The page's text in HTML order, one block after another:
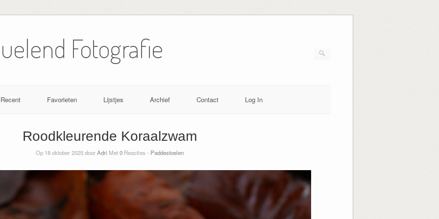
Fotografie
Recent Favorieten Lijstjes Archief Contact Log In
Roodkleurende Koraalzwam
Op 18 oktober 2025 doorAdri Met0 Reacties - Paddestoelen